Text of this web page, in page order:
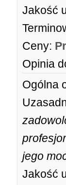
Jakość
Ceny:
Opinia
Ogólna
jego
Jakość